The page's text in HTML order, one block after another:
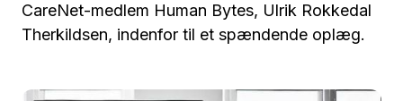
CareNet-medlem Human Bytes, Ulrik Rokkedal
Therkildsen, indenfor til et spændende oplæg.